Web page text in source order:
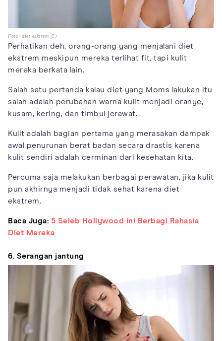
Foto: diet esktrem (5)
Perhatikan deh, orang-orang yang menjalani diet
ekstrem meskipun mereka terlihat fit, tapi kulit
mereka berkata lain.
Salah satu pertanda kalau diet yang Moms lakukan itu
salah adalah perubahan warna kulit menjadi oranye,
kusam, kering, dan timbul jerawat.
Kulit adalah bagian pertama yang merasakan dampak
awal penurunan berat badan secara drastis karena
kulit sendiri adalah cerminan dari kesehatan kita.
Percuma saja melakukan berbagai perawatan, jika kulit
pun akhirnya menjadi tidak sehat karena diet
ekstrem.
Baca Juga: 5 Seleb Hollywood ini Berbagi Rahasia
Diet Mereka
6. Serangan jantung